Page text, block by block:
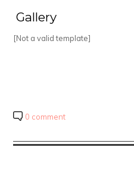
Gallery
[Not a valid template]
0 comment